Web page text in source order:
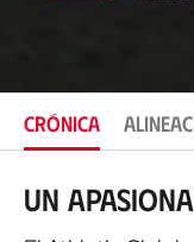
CRÓNICA
Un